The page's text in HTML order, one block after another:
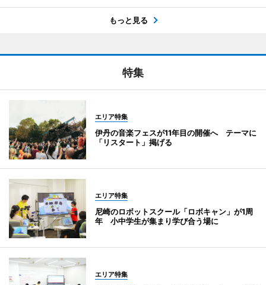
もっと見る
特集
エリア特集
伊丹の音楽フェスが11年目の開催へ テーマに
「リスタート」掲げる
エリア特集
尼崎のロボットスクール「ロボキャン」が1周
年 小中学生が集まり学び合う場に
エリア特集